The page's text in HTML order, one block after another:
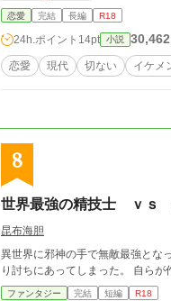
恋愛 完結 長編 R18
24h.ポイント 14pt 小説 30,462
恋愛 現代 切ない イケメ
8
世界最強の精技士 ｖｓ
昆布海胆
異世界に邪神の手で無敵最強とな
り討ちにあってしまった。 自ら
ファンタジー 完結 短編 R18